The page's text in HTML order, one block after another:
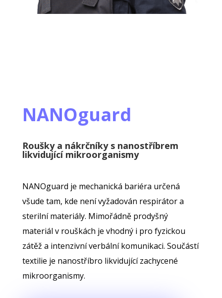
NANOguard
Roušky a nákrčníky s nanostříbrem
likvidující mikroorganismy
NANOguard je mechanická bariéra určená
všude tam, kde není vyžadován respirátor a
sterilní materiály. Mimořádně prodyšný
materiál v rouškách je vhodný i pro fyzickou
zátěž a intenzivní verbální komunikaci. Součástí
textilie je nanostříbro likvidující zachycené
mikroorganismy.